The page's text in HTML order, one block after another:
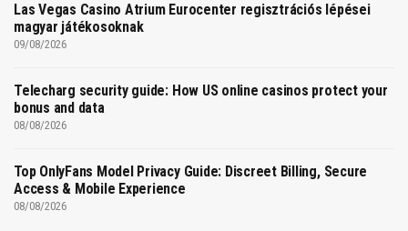
Las Vegas Casino Atrium Eurocenter regisztrációs lépései
magyar játékosoknak
09/08/2026
Telecharg security guide: How US online casinos protect your
bonus and data
08/08/2026
Top OnlyFans Model Privacy Guide: Discreet Billing, Secure
Access & Mobile Experience
08/08/2026